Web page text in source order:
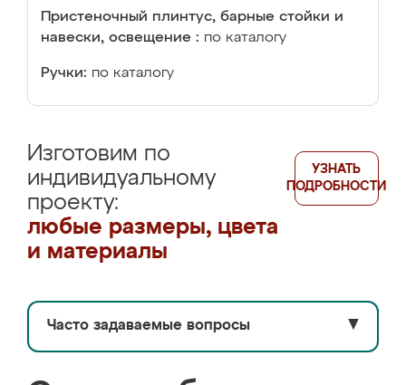
Пристеночный плинтус, барные стойки и
навески, освещение : по каталогу
Ручки: по каталогу
Изготовим по
индивидуальному
проекту:
любые размеры, цвета
и материалы
УЗНАТЬ
ПОДРОБНОСТИ
Часто задаваемые вопросы ▼